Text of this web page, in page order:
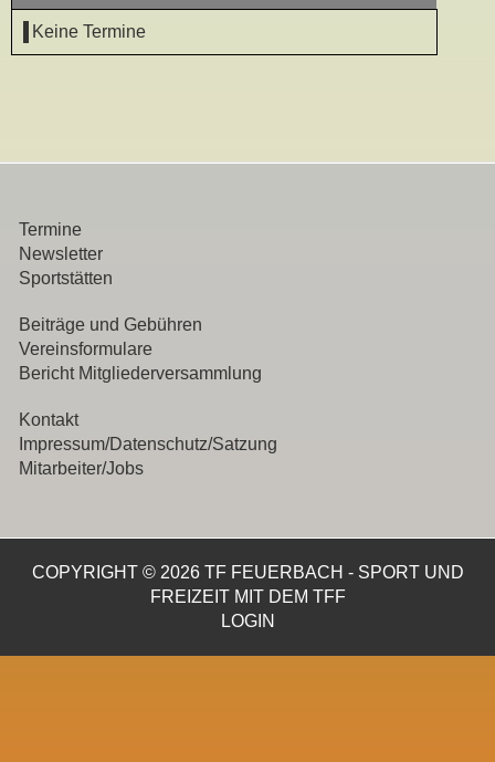
Keine Termine
Termine
Newsletter
Sportstätten
Beiträge und Gebühren
Vereinsformulare
Bericht Mitgliederversammlung
Kontakt
Impressum/Datenschutz/Satzung
Mitarbeiter/Jobs
COPYRIGHT © 2026 TF FEUERBACH - SPORT UND
FREIZEIT MIT DEM TFF
LOGIN